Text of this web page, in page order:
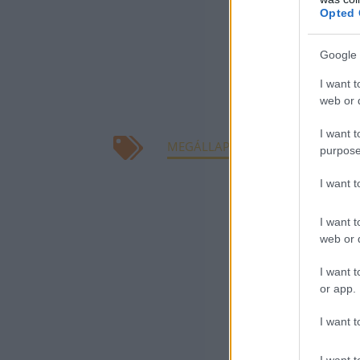
Opted
Google
I want
web or
I want
I want
I want
web or
I want
or app.
I want
Románia
intézkedjen
károkat okozó
Szlovákia,
be az ukrajnai
MEGÁLLAPODÁS UKRÁN
KAPCSOLÓDÓ
NAK:
ügyében
Nagy